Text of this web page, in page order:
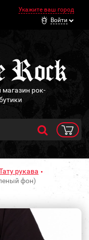
Укажите ваш город
Войти
рок-
рукава
фон)